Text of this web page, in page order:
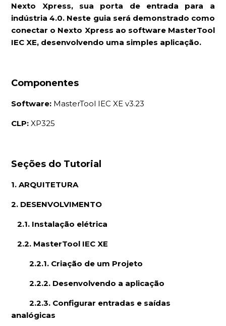
Nexto Xpress, sua porta de entrada para a
indústria 4.0. Neste guia será demonstrado como
conectar o Nexto Xpress ao software MasterTool
IEC XE, desenvolvendo uma simples aplicação.
Componentes
Software: MasterTool IEC XE v3.23
CLP:XP325
Seções do Tutorial
1. ARQUITETURA
2. DESENVOLVIMENTO
2.1. Instalação elétrica
2.2. MasterTool IEC XE
2.2.1. Criação de um Projeto
2.2.2. Desenvolvendo a aplicação
2.2.3. Configurar entradas e saídas
analógicas